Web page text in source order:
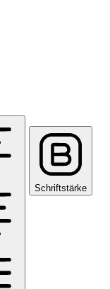
Schriftstärke